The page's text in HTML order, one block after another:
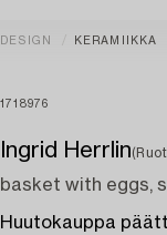
DESIGN KERAMIIKKA
1718976
Ingrid Herrlin
basket with eggs,
Huutokauppa